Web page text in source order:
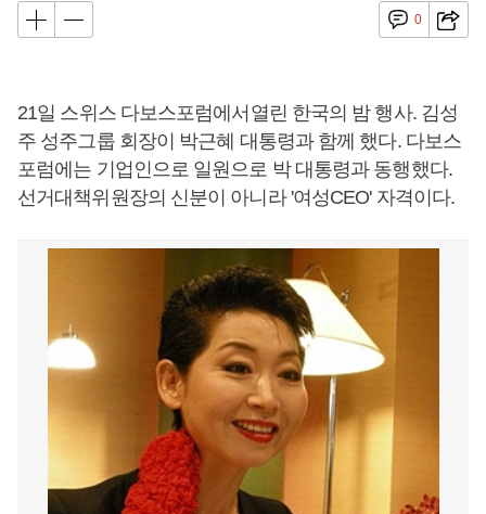
0
21일 스위스 다보스포럼에서열린 한국의 밤 행사. 김성
주 성주그룹 회장이 박근혜 대통령과 함께 했다. 다보스
포럼에는 기업인으로 일원으로 박 대통령과 동행했다.
선거대책위원장의 신분이 아니라 '여성CEO' 자격이다.